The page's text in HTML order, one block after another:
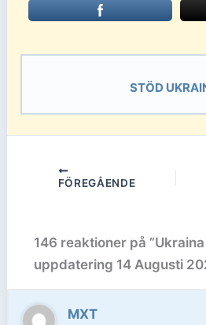
STÖD
FÖREGÅENDE
146 reaktioner på
uppdatering 14 Augusti
MXT